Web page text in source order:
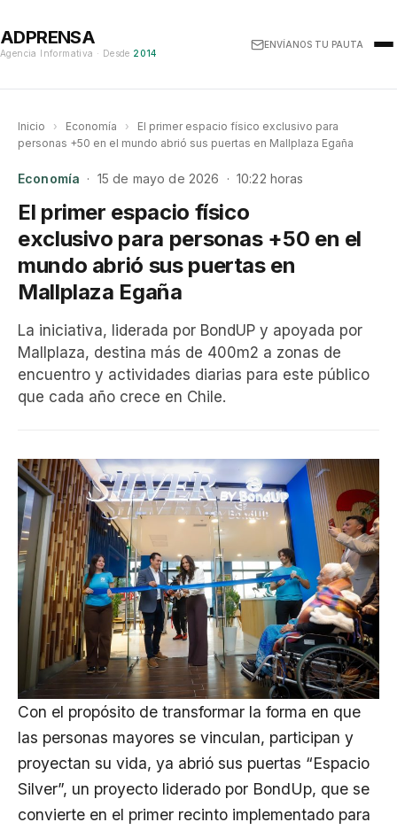
ADPRENSA
Agencia Informativa · Desde 2014
ENVÍANOS TU PAUTA
Inicio › Economía ›
El primer espacio físico exclusivo para
personas +50 en el mundo abrió sus puertas en Mallplaza Egaña
Economía · 15 de mayo de 2026 · 10:22 horas
El primer espacio físico
exclusivo para personas +50 en el
mundo abrió sus puertas en
Mallplaza Egaña
La iniciativa, liderada por BondUP y apoyada por
Mallplaza, destina más de 400m2 a zonas de
encuentro y actividades diarias para este público
que cada año crece en Chile.
Con el propósito de transformar la forma en que
las personas mayores se vinculan, participan y
proyectan su vida, ya abrió sus puertas “Espacio
Silver”, un proyecto liderado por BondUp, que se
convierte en el primer recinto implementado para